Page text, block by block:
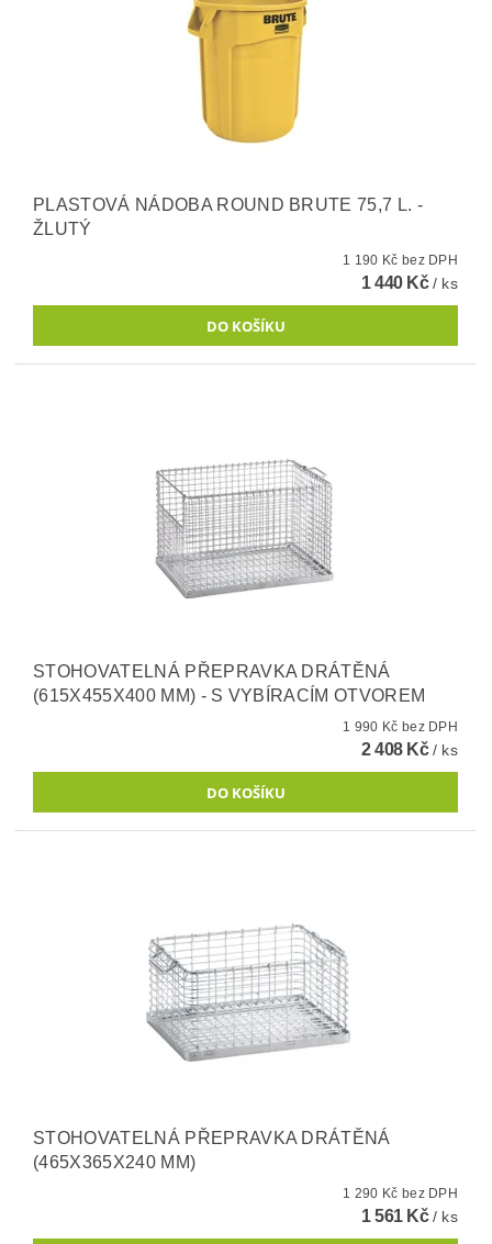
PLASTOVÁ NÁDOBA ROUND BRUTE 75,7 L. -
ŽLUTÝ
1 190 Kč bez DPH
1 440 Kč/ ks
STOHOVATELNÁ PŘEPRAVKA DRÁTĚNÁ
(615X455X400 MM) - S VYBÍRACÍM OTVOREM
1 990 Kč bez DPH
2 408 Kč/ ks
STOHOVATELNÁ PŘEPRAVKA DRÁTĚNÁ
(465X365X240 MM)
1 290 Kč bez DPH
1 561 Kč/ ks